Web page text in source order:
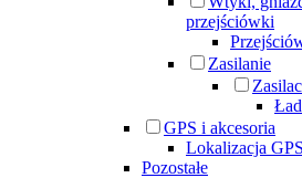
przejściówki
Zasilanie
GPS i akcesoria
Lokalizacja GPS
Pozostałe